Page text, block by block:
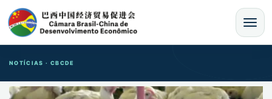
MENU
NOTÍCIAS · CBCDE